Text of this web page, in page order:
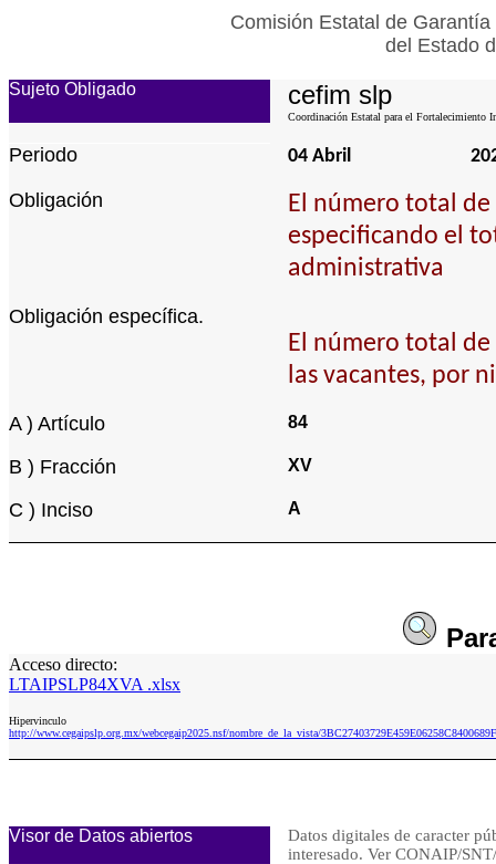
Comisión Estatal de
del Estado
Sujeto Obligado cefim slp
Coordinación Estatal para el Fortalecimiento
Periodo 04 Abril
Obligación
El número total de
especificando el
administrativa
Obligación específica.
El número total de
las vacantes, por
A ) Artículo 84
B ) Fracción XV
C ) Inciso A
Acceso directo:
LTAIPSLP84XVA .xlsx
Hipervinculo
http://www.cegaipslp.org.mx/webcegaip2025.nsf/nombre_de_la_vista/
Visor de Datos abiertos
Datos digitales de caracter
interesado. Ver CONAIP/